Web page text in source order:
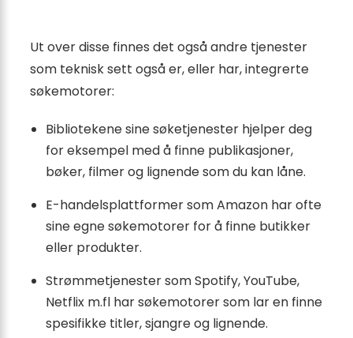
Ut over disse finnes det også andre tjenester
som teknisk sett også er, eller har, integrerte
søkemotorer:
Bibliotekene sine søketjenester hjelper deg
for eksempel med å finne publikasjoner,
bøker, filmer og lignende som du kan låne.
E-handelsplattformer som Amazon har ofte
sine egne søkemotorer for å finne butikker
eller produkter.
Strømmetjenester som Spotify, YouTube,
Netflix m.fl har søkemotorer som lar en finne
spesifikke titler, sjangre og lignende.